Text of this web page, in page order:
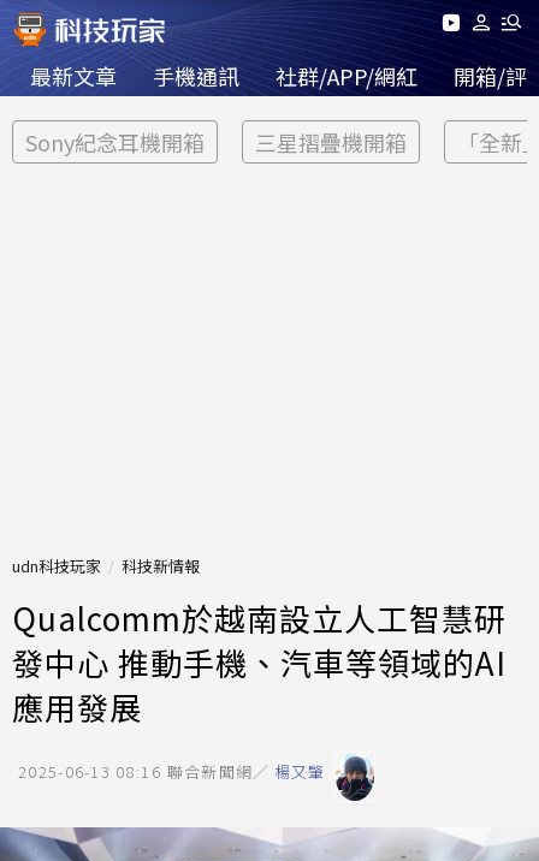
最新文章 手機通訊 社群/APP/網紅 開箱/評
Sony紀念耳機開箱 三星摺疊機開箱 「全新
udn科技玩家 科技新情報
Qualcomm於越南設立人工智慧研
發中心 推動手機、汽車等領域的AI
應用發展
2025-06-13 08:16 聯合新聞網／ 楊又肇